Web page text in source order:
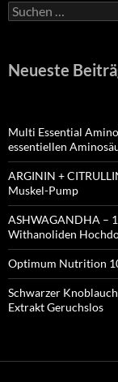
Suchen
nach:
Neueste
Multi Essential
essentiellen
ARGININ +
Muskel-Pump
ASHWAGANDHA –
Withanoliden
Optimum Nutrition
Schwarzer
Extrakt Geruchslos